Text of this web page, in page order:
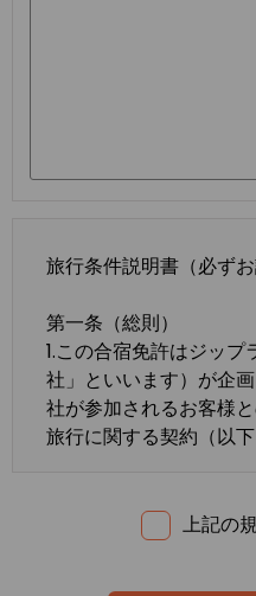
旅行条件説明書（必ずお
第一条（総則）
1.この合宿免許はジッ
社」といいます）が企
社が参加されるお客様
旅行に関する契約（以
たは一般に確立された
上記の